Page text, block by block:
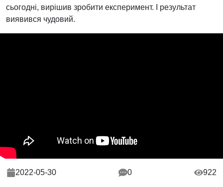
сьогодні, вирішив зробити експеримент. І результат
виявився чудовий.
2022-05-30 0 922